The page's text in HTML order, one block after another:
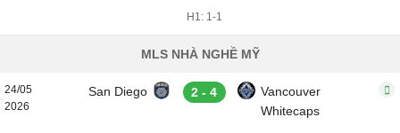
H1: 1-1
MLS NHÀ NGHỀ MỸ
24/05
2026
San Diego 2 - 4
Vancouver
Whitecaps